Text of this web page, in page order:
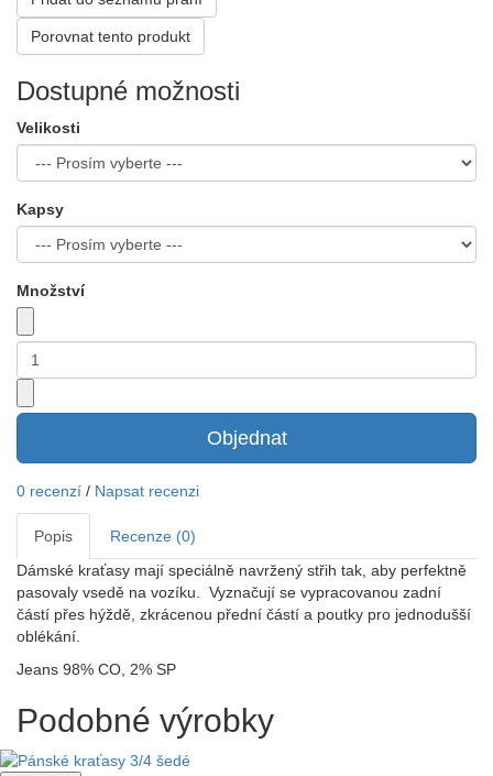
Porovnat tento produkt
Dostupné možnosti
Velikosti
Kapsy
Množství
Objednat
0 recenzí / Napsat recenzi
Popis
Recenze (0)
Dámské kraťasy mají speciálně navržený střih tak, aby perfektně
pasovaly vsedě na vozíku. Vyznačují se vypracovanou zadní
částí přes hýždě, zkrácenou přední částí a poutky pro jednodušší
oblékání.
Jeans 98% CO, 2% SP
Podobné výrobky